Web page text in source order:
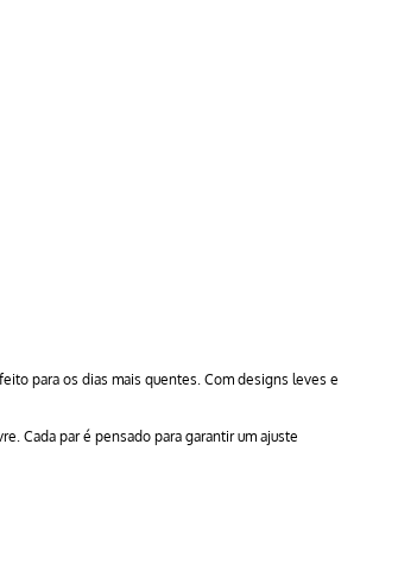
para os dias mais quentes. Com designs leves e
Cada par é pensado para garantir um ajuste